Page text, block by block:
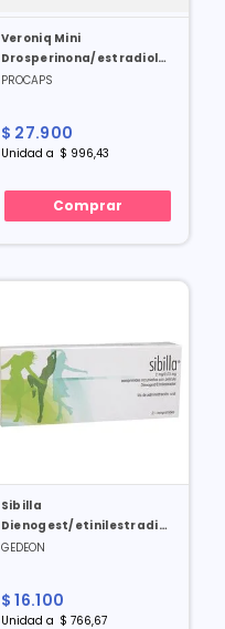
Veroniq Mini
Drosperinona/estradiol
3/0.02 Mg X 28 Tabl
PROCAPS
$ 27.900
Unidad a $ 996,43
Comprar
Sibilla
Dienogest/etinilestradiol
2/0.03 Mg X 21 Tabl
GEDEON
$ 16.100
Unidad a $ 766,67